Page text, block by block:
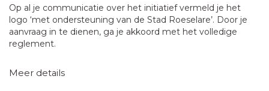
Op al je communicatie over het initiatief vermeld je het
logo ‘met ondersteuning van de Stad Roeselare’. Door je
aanvraag in te dienen, ga je akkoord met het volledige
reglement.
Meer details